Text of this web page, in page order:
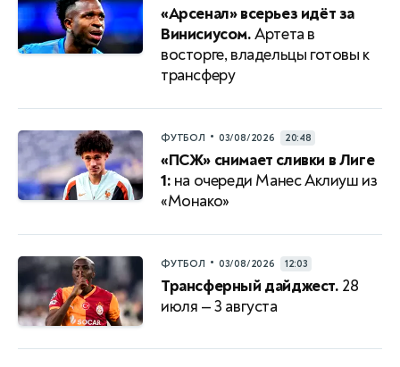
«Арсенал» всерьез идёт за
Винисиусом.Артета в
восторге, владельцы готовы к
трансферу
ФУТБОЛ • 03/08/2026 20:48
«ПСЖ» снимает сливки в Лиге
1: на очереди Манес Аклиуш из
«Монако»
ФУТБОЛ • 03/08/2026 12:03
Трансферный дайджест. 28
июля — 3 августа